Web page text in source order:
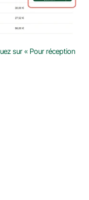
sur « Pour réception